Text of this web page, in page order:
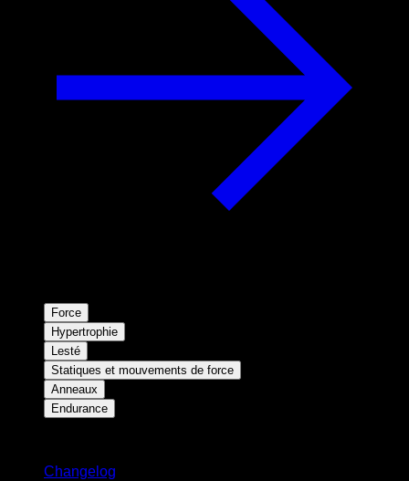
Force
Hypertrophie
Lesté
Statiques et mouvements de force
Anneaux
Endurance
Changelog